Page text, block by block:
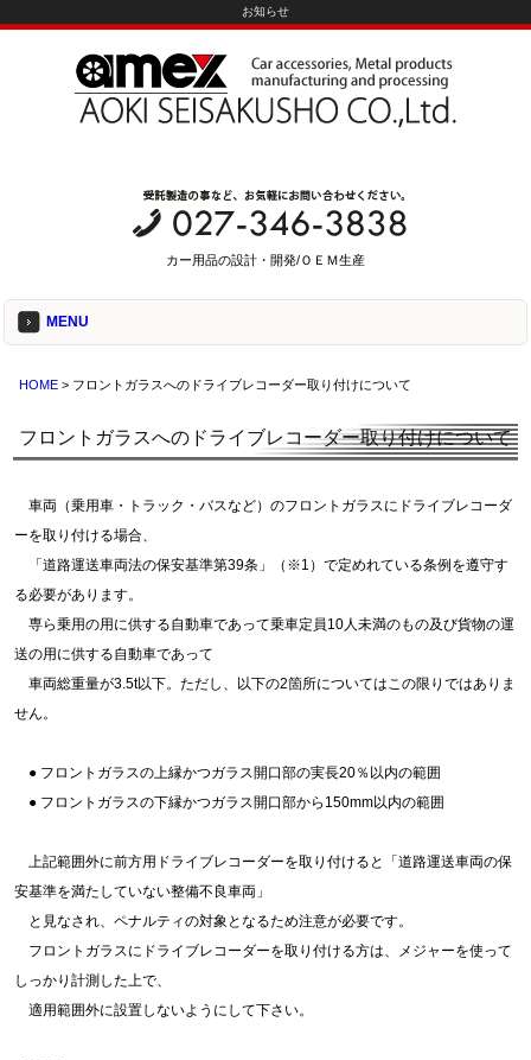
お知らせ
カー用品の設計・開発/ＯＥＭ生産
MENU
HOME > フロントガラスへのドライブレコーダー取り付けについて
フロントガラスへのドライブレコーダー取り付けについて
車両（乗用車・トラック・バスなど）のフロントガラスにドライブレコーダ
ーを取り付ける場合、
「道路運送車両法の保安基準第39条」（※1）で定めれている条例を遵守す
る必要があります。
専ら乗用の用に供する自動車であって乗車定員10人未満のもの及び貨物の運
送の用に供する自動車であって
車両総重量が3.5t以下。ただし、以下の2箇所についてはこの限りではありま
せん。
● フロントガラスの上縁かつガラス開口部の実長20％以内の範囲
● フロントガラスの下縁かつガラス開口部から150mm以内の範囲
上記範囲外に前方用ドライブレコーダーを取り付けると「道路運送車両の保
安基準を満たしていない整備不良車両」
と見なされ、ペナルティの対象となるため注意が必要です。
フロントガラスにドライブレコーダーを取り付ける方は、メジャーを使って
しっかり計測した上で、
適用範囲外に設置しないようにして下さい。